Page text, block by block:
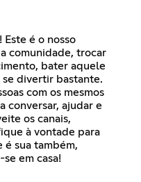
Este é o nosso
comunidade, trocar
bater aquele
divertir bastante.
com os mesmos
conversar, ajudar e
os canais,
à vontade para
é sua também,
em casa!